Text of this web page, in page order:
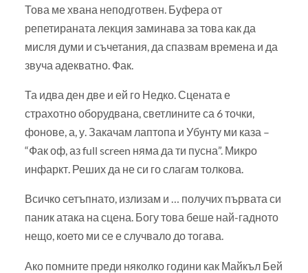
Това ме хвана неподготвен. Буфера от
репетираната лекция заминава за това как да
мисля думи и съчетания, да спазвам времена и да
звуча адекватно. Фак.
Та идва ден две и ей го Недко. Сцената е
страхотно оборудвана, светлините са 6 точки,
фонове, а, у. Закачам лаптопа и Убунту ми каза –
“Фак оф, аз full screen няма да ти пусна”. Микро
инфаркт. Реших да не си го слагам толкова.
Всичко сетъпнато, излизам и … получих първата си
паник атака на сцена. Богу това беше най-гадното
нещо, което ми се е случвало до тогава.
Ако помните преди няколко години как Майкъл Бей